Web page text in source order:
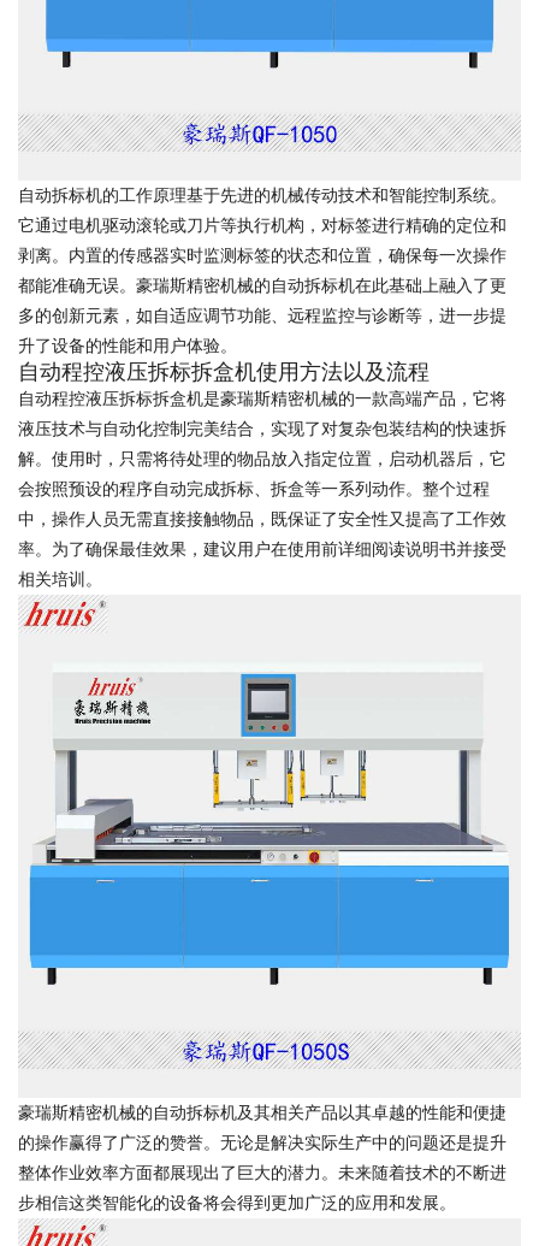
自动拆标机的工作原理基于先进的机械传动技术和智能控制系统。
它通过电机驱动滚轮或刀片等执行机构，对标签进行精确的定位和
剥离。内置的传感器实时监测标签的状态和位置，确保每一次操作
都能准确无误。豪瑞斯精密机械的自动拆标机在此基础上融入了更
多的创新元素，如自适应调节功能、远程监控与诊断等，进一步提
升了设备的性能和用户体验。
自动程控液压拆标拆盒机使用方法以及流程
自动程控液压拆标拆盒机是豪瑞斯精密机械的一款高端产品，它将
液压技术与自动化控制完美结合，实现了对复杂包装结构的快速拆
解。使用时，只需将待处理的物品放入指定位置，启动机器后，它
会按照预设的程序自动完成拆标、拆盒等一系列动作。整个过程
中，操作人员无需直接接触物品，既保证了安全性又提高了工作效
率。为了确保最佳效果，建议用户在使用前详细阅读说明书并接受
相关培训。
豪瑞斯精密机械的自动拆标机及其相关产品以其卓越的性能和便捷
的操作赢得了广泛的赞誉。无论是解决实际生产中的问题还是提升
整体作业效率方面都展现出了巨大的潜力。未来随着技术的不断进
步相信这类智能化的设备将会得到更加广泛的应用和发展。